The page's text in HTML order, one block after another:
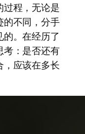
程，无论是
的不同，分手
。在经历了
考：是否还有
应该在多长